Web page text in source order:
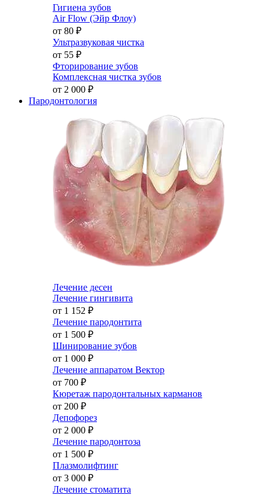
Гигиена зубов
Air Flow (Эйр Флоу)
от 80 ₽
Ультразвуковая чистка
от 55 ₽
Фторирование зубов
Комплексная чистка зубов
от 2 000 ₽
Пародонтология
Лечение десен
Лечение гингивита
от 1 152 ₽
Лечение пародонтита
от 1 500 ₽
Шинирование зубов
от 1 000 ₽
Лечение аппаратом Вектор
от 700 ₽
Кюретаж пародонтальных карманов
от 200 ₽
Депофорез
от 2 000 ₽
Лечение пародонтоза
от 1 500 ₽
Плазмолифтинг
от 3 000 ₽
Лечение стоматита